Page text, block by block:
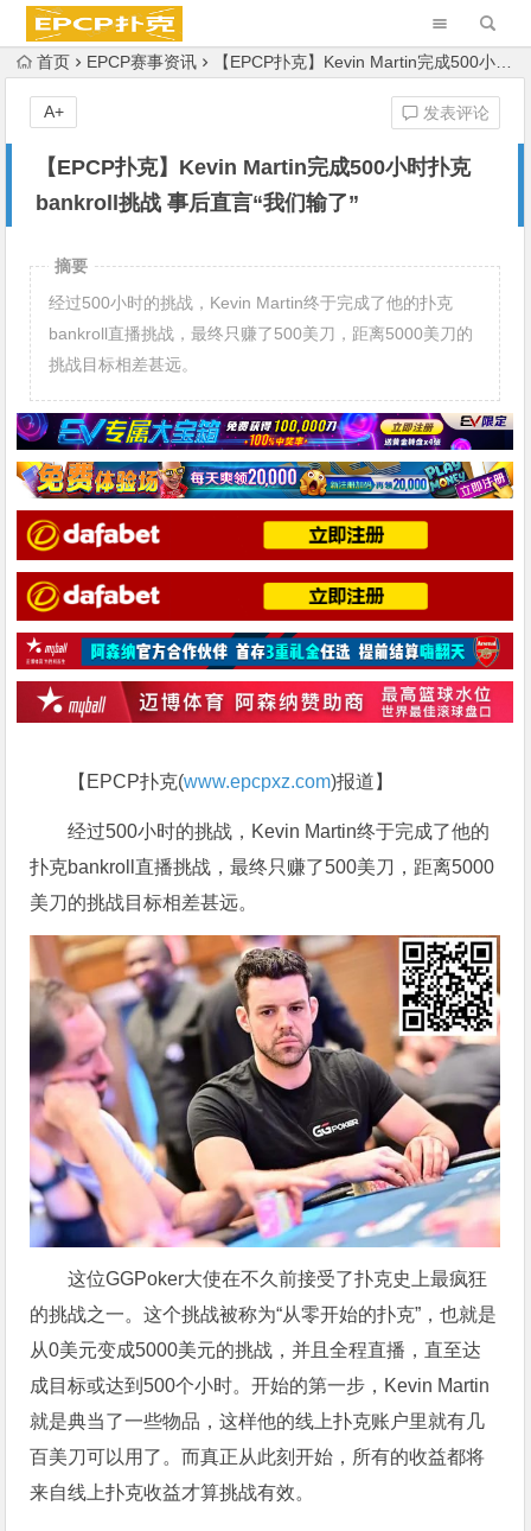
首页 EPCP赛事资讯 【EPCP扑克】Kevin Martin完成500小时扑克bankroll挑战 事后直言“我们输了”
【EPCP扑克】Kevin Martin完成500小时扑克
bankroll挑战 事后直言“我们输了”
发表评论
A+
摘要
经过500小时的挑战，Kevin Martin终于完成了他的扑克
bankroll直播挑战，最终只赚了500美刀，距离5000美刀的
挑战目标相差甚远。
【EPCP扑克(www.epcpxz.com)报道】
经过500小时的挑战，Kevin Martin终于完成了他的
扑克bankroll直播挑战，最终只赚了500美刀，距离5000
美刀的挑战目标相差甚远。
这位GGPoker大使在不久前接受了扑克史上最疯狂
的挑战之一。这个挑战被称为“从零开始的扑克”，也就是
从0美元变成5000美元的挑战，并且全程直播，直至达
成目标或达到500个小时。开始的第一步，Kevin Martin
就是典当了一些物品，这样他的线上扑克账户里就有几
百美刀可以用了。而真正从此刻开始，所有的收益都将
来自线上扑克收益才算挑战有效。